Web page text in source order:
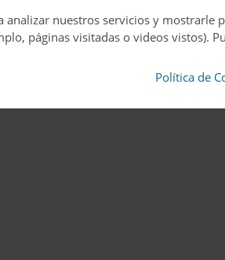
nuestros servicios y
páginas visitadas o videos vistos).
Política de